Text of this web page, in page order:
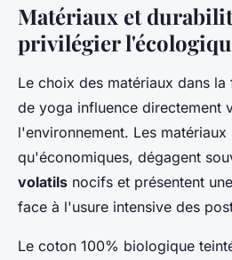
Matériaux et
privilégier
Le choix des matériaux dans
de yoga influence directement
l'environnement. Les
qu'économiques, dégagent
volatils nocifs et présentent
face à l'usure intensive des
Le coton 100% biologique